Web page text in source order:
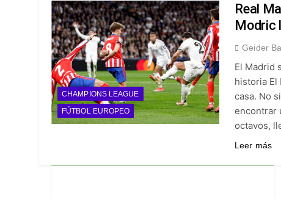
¡A semifinales! La
5 Días Ago
¡Recital escarlata!
5 Días Ago
Vuelve la Premier
5 Días Ago
Escándalo en
5 Días Ago
CHAMPIONS LEAGUE
FÚTBOL EUROPEO
Real
Modric
Geider
El Madrid
historia El
casa. No
encontrar
octavos,
Leer más